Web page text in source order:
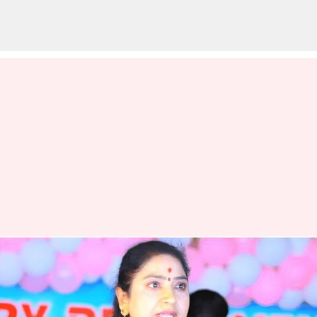
Rekha Nayak : కేసీఆర్, కేటీఆర్ పై
రేఖా నాయక్ తీవ్ర వ్యాఖ్యలు..
ఉట్నూర్ కాంగ్రెస్ సభలో రాజకీయ